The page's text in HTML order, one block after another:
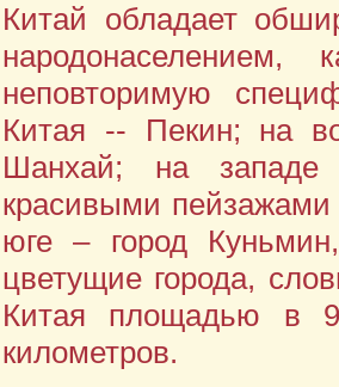
Китай обладает
неповторимую
Китая -- Пекин; на
Шанхай; на
красивыми
юге – город
цветущие города,
Китая площадью в
километров.